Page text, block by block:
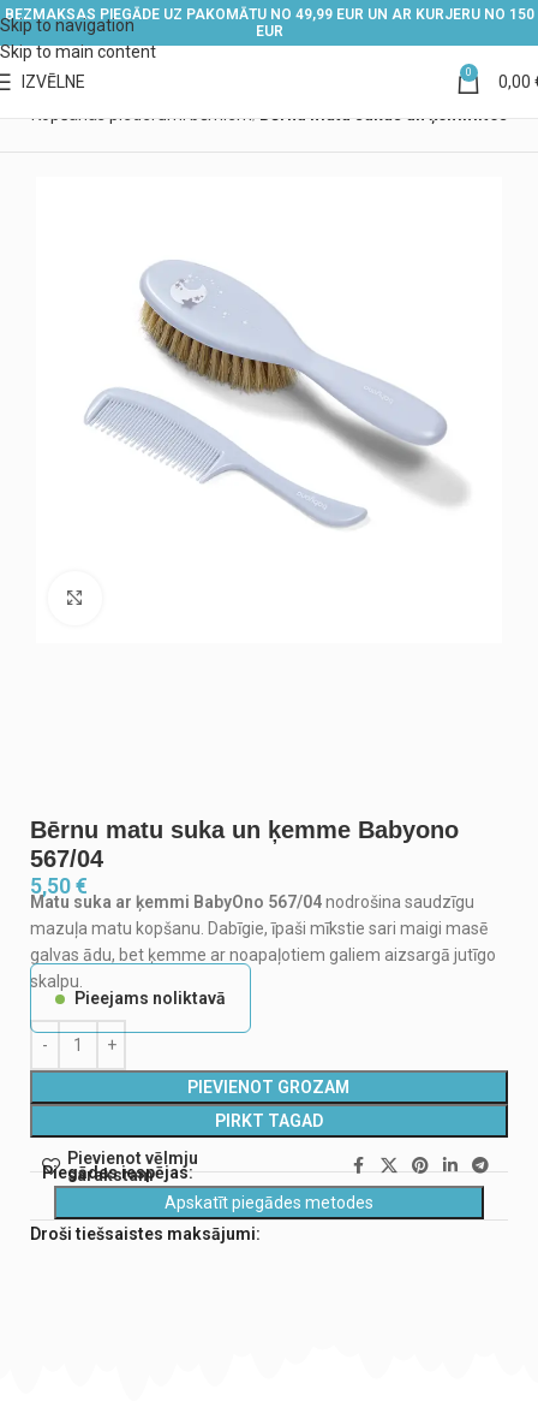
Skip to navigation
Skip to main content
BEZMAKSAS PIEGĀDE UZ PAKOMĀTU NO 49,99 EUR UN AR KURJERU NO 150
EUR
IZVĒLNE 0 0,00
Bērnu matu suka un ķemme Babyono
567/04
5,50€
Matu suka ar ķemmi BabyOno 567/04nodrošina saudzīgu
mazuļa matu kopšanu. Dabīgie, īpaši mīkstie sari maigi masē
galvas ādu, bet ķemme ar noapaļotiem galiem aizsargā jutīgo
skalpu.
Pieejams noliktavā
PIEVIENOT GROZAM
PIRKT TAGAD
Pievienot vēlmju
sarakstam
Piegādes iespējas:
Apskatīt piegādes metodes
Droši tiešsaistes maksājumi: